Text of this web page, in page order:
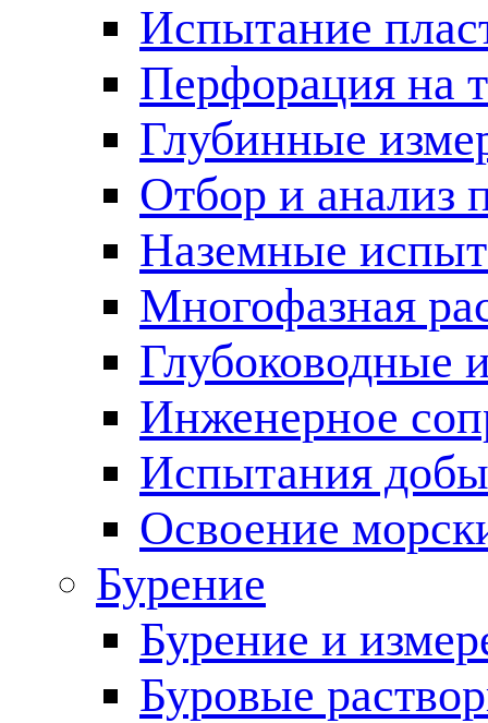
Испытание
Перфорация на
Глубинные
Отбор и анализ
Наземные
Многофазная
Глубоководные
Инженерное
Испытания
Освоение
Бурение
Бурение и
Буровые